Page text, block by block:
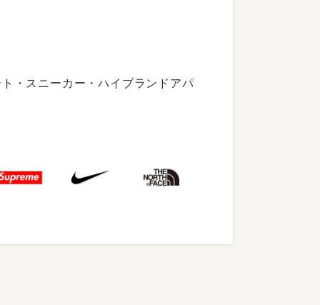
・スニーカー・ハイブランドアパ